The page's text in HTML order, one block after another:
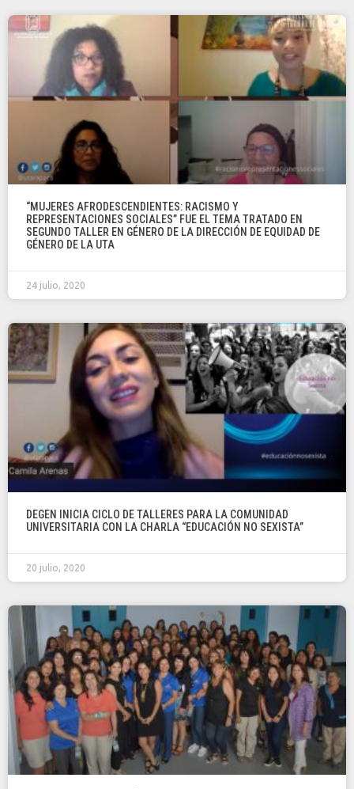
“MUJERES AFRODESCENDIENTES: RACISMO Y
REPRESENTACIONES SOCIALES” FUE EL TEMA TRATADO EN
SEGUNDO TALLER EN GÉNERO DE LA DIRECCIÓN DE EQUIDAD DE
GÉNERO DE LA UTA
24 julio, 2020
DEGEN INICIA CICLO DE TALLERES PARA LA COMUNIDAD
UNIVERSITARIA CON LA CHARLA “EDUCACIÓN NO SEXISTA”
20 julio, 2020